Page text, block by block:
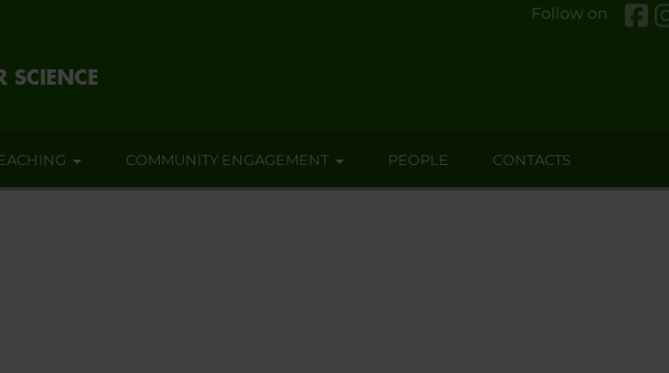
Follow on
COMMUNITY ENGAGEMENT PEOPLE CONTACTS